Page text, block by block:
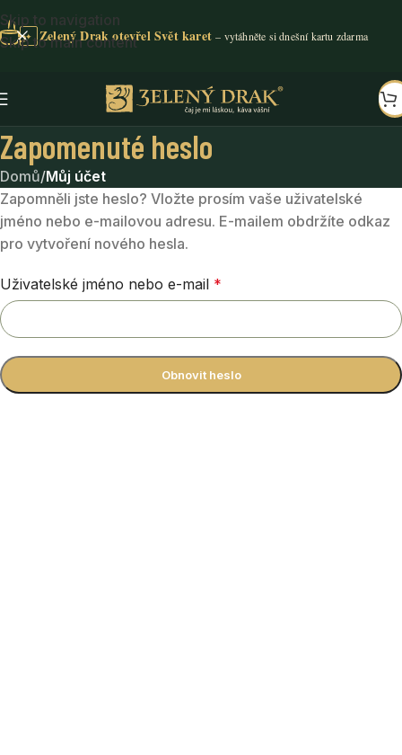
Skip to navigation
Skip to main content
✦ Zelený Drak otevřel Svět karet
Zapomenuté heslo
Domů/Můj účet
Zapomněli jste heslo? Vložte prosím vaše uživatelské
jméno nebo e-mailovou adresu. E-mailem obdržíte odkaz
pro vytvoření nového hesla.
Uživatelské jméno nebo e-mail *
Obnovit heslo